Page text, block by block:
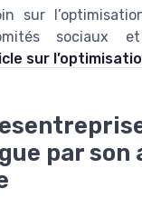
sur
sociaux et
sur
par son